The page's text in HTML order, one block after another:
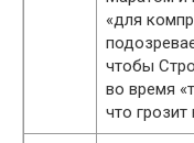
«для
чтобы
во время
что